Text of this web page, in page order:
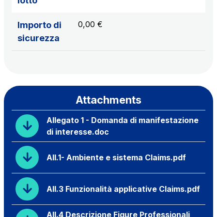
Importo di
sicurezza
0,00 €
Attachments
Allegato 1 - Domanda di manifestazione
di interesse.doc
All.1- Ambiente e sistema Claims.pdf
All.3 Funzionalità applicative Claims.pdf
All.4 Descrizione Figure Professionali